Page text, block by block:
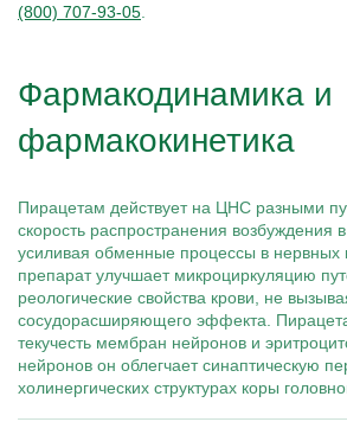
(800) 707-93-05
Фармакодинамика и
фармакокинетика
Пирацетам действует на ЦНС разными
скорость распространения возбуждения
усиливая обменные процессы в нервных
препарат улучшает микроциркуляцию
реологические свойства крови, не
сосудорасширяющего эффекта.
текучесть мембран нейронов и
нейронов он облегчает синаптическую
холинергических структурах коры